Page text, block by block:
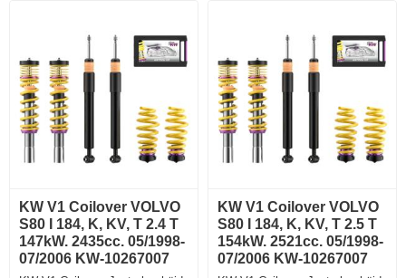
KW V1 Coilover VOLVO
S80 I 184, K, KV, T 2.4 T
147kW. 2435cc. 05/1998-
07/2006 KW-10267007
KW V1 Coilover VOLVO
S80 I 184, K, KV, T 2.5 T
154kW. 2521cc. 05/1998-
07/2006 KW-10267007